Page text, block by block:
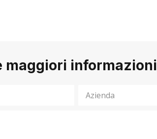
maggiori informazioni